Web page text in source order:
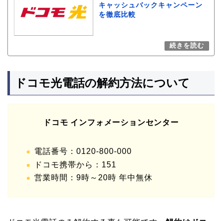
キャッシュバックキャンペーン
を徹底比較
ドコモ光電話の解約方法について
ドコモ インフォメーションセンター
電話番号：0120-800-000
ドコモ携帯から：151
営業時間：9時～20時 年中無休